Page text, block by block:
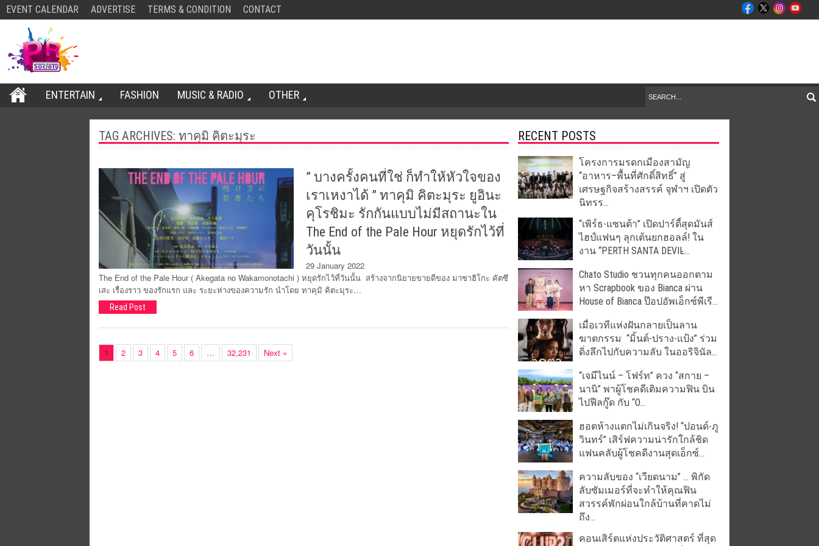
EVENT CALENDAR ADVERTISE TERMS & CONDITION CONTACT
ENTERTAIN FASHION MUSIC & RADIO OTHER
TAG ARCHIVES: ทาคุมิ คิตะมุระ
” บางครั้งคนที่ใช่ ก็ทำให้หัวใจของ
เราเหงาได้ ” ทาคุมิ คิตะมุระ ยูอินะ
คุโรชิมะ รักกันแบบไม่มีสถานะใน
The End of the Pale Hour หยุดรักไว้ที่
วันนั้น
29 January 2022
The End of the Pale Hour ( Akegata no Wakamonotachi ) หยุดรักไว้ที่วันนั้น สร้างจากนิยายขายดีของ มาซาฮิโกะ คัตซึ
เสะ เรื่องราว ของรักแรก และ ระยะห่างของความรัก นำโดย ทาคุมิ คิตะมุระ…
Read Post
1 2 3 4 5 6 … 32,231 Next »
RECENT POSTS
โครงการมรดกเมืองสามัญ
“อาหาร–พื้นที่ศักดิ์สิทธิ์” สู่
เศรษฐกิจสร้างสรรค์ จุฬาฯ เปิดตัว
นิทรร...
“เพิร์ธ-แซนต้า” เปิดปาร์ตี้สุดมันส์
ไฮป์แฟนๆ ลุกเต้นยกฮอลล์! ใน
งาน “PERTH SANTA DEVIL̵...
Chato Studio ชวนทุกคนออกตาม
หา Scrapbook ของ Bianca ผ่าน
House of Bianca ป๊อปอัพเอ็กซ์พีเรี...
เมื่อเวทีแห่งฝันกลายเป็นลาน
ฆาตกรรม “มิ้นต์-ปราง-แป้ง” ร่วม
ดิ่งลึกไปกับความลับ ในออริจินัล...
“เจมีไนน์ – โฟร์ท” ควง “สกาย –
นานิ” พาผู้โชคดีเติมความฟิน บิน
ไปฟีลกู๊ด กับ “O...
ฮอตห้างแตกไม่เกินจริง! “ปอนด์-ภู
วินทร์” เสิร์ฟความน่ารักใกล้ชิด
แฟนคลับผู้โชคดีงานสุดเอ็กซ์...
ความลับของ “เวียดนาม” … พิกัด
ลับซัมเมอร์ที่จะทำให้คุณฟิน
สวรรค์พักผ่อนใกล้บ้านที่คาดไม่
ถึง...
คอนเสิร์ตแห่งประวัติศาสตร์ ที่สุด